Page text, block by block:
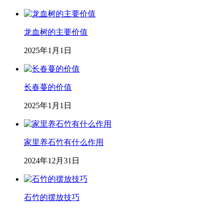
龙血树的主要价值
2025年1月1日
长春蔓的价值
2025年1月1日
家里养石竹有什么作用
2024年12月31日
石竹的摆放技巧